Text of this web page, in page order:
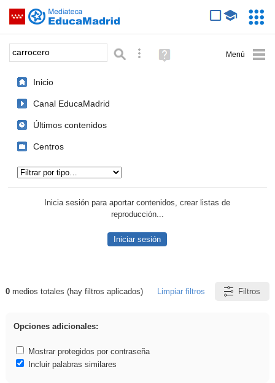
Saltar navegación
Palabra o frase: Búsqueda avanzada
Ayuda
(en
Inicio
Canal EducaMadrid
Últimos contenidos
Centros
Inicia sesión para aportar contenidos, crear listas de
reproducción...
Iniciar sesión
Resultados de: carrocero
0medios totales (hay filtros aplicados) Limpiar filtros Filtros
Opciones adicionales:
Mostrar protegidos por contraseña
Incluir palabras similares